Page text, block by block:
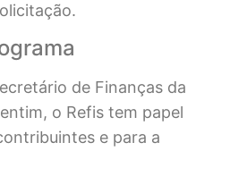
de Finanças da
o Refis tem papel
e para a